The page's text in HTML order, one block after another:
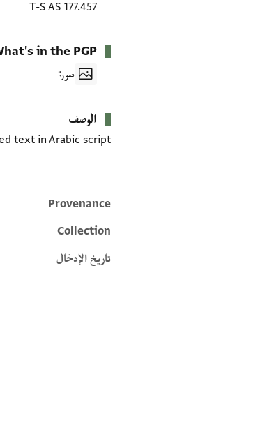
T-S AS 177.457
in the PGP
صورة
الوصف
text in Arabic script.
metadata
Provenance
Collection
تاريخ الإدخال